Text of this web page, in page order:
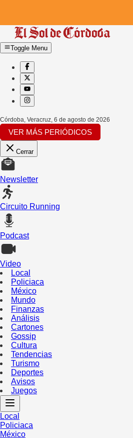
Toggle Menu
Córdoba, Veracruz 6 de agosto de 2026
VER MÁS PERIÓDICOS
Cerrar
Newsletter
Circuito Running
Podcast
Video
Local
Policiaca
México
Mundo
Finanzas
Análisis
Cartones
Gossip
Cultura
Tendencias
Turismo
Deportes
Avisos
Juegos
Local
Policiaca
México